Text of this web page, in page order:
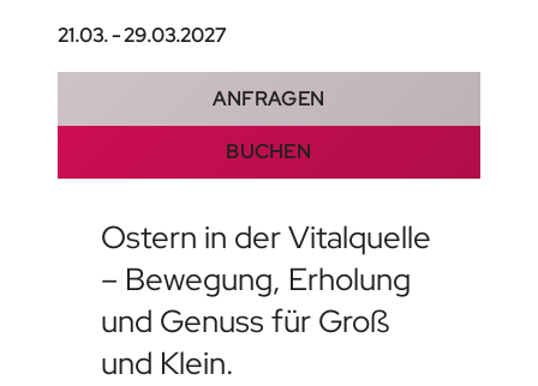
21.03. - 29.03.2027
ANFRAGEN
BUCHEN
Ostern in der Vitalquelle
– Bewegung, Erholung
und Genuss für Groß
und Klein.